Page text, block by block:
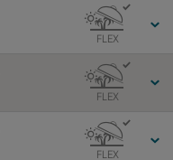
FLEX
FLEX
FLEX